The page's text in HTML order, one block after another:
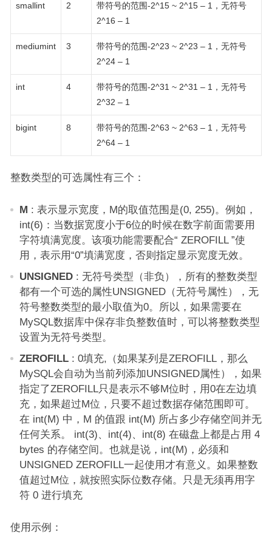
smallint 2
带符号的范围-2^15 ~ 2^15 – 1，无符号
2^16 – 1
mediumint 3
带符号的范围-2^23 ~ 2^23 – 1，无符号
2^24 – 1
int 4
带符号的范围-2^31 ~ 2^31 – 1，无符号
2^32 – 1
bigint 8
带符号的范围-2^63 ~ 2^63 – 1，无符号
2^64 – 1
整数类型的可选属性有三个：
M : 表示显示宽度，M的取值范围是(0, 255)。例如，
int(6)：当数据宽度小于6位的时候在数字前面需要用
字符填满宽度。该项功能需要配合“ ZEROFILL ”使
用，表示用“0”填满宽度，否则指定显示宽度无效。
UNSIGNED: 无符号类型（非负），所有的整数类型
都有一个可选的属性UNSIGNED（无符号属性），无
符号整数类型的最小取值为0。所以，如果需要在
MySQL数据库中保存非负整数值时，可以将整数类型
设置为无符号类型。
ZEROFILL: 0填充,（如果某列是ZEROFILL，那么
MySQL会自动为当前列添加UNSIGNED属性），如果
指定了ZEROFILL只是表示不够M位时，用0在左边填
充，如果超过M位，只要不超过数据存储范围即可。
在 int(M) 中，M 的值跟 int(M) 所占多少存储空间并无
任何关系。 int(3)、int(4)、int(8) 在磁盘上都是占用 4
bytes 的存储空间。也就是说，int(M)，必须和
UNSIGNED ZEROFILL一起使用才有意义。如果整数
值超过M位，就按照实际位数存储。只是无须再用字
符 0 进行填充
使用示例：